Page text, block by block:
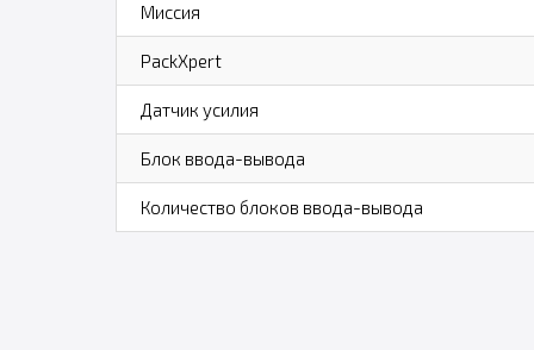
Миссия
PackXpert
Датчик усилия
Блок ввода-вывода
Количество блоков ввода-вывода